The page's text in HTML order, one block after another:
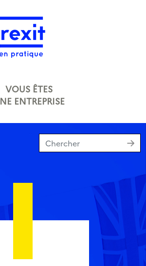
VOUS ÊTES
ENTREPRISE